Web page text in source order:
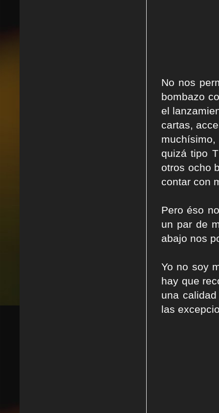
No nos
bombazo
el
cartas,
quizá tipo
otros ocho
contar con
Pero éso
un par de
abajo nos
Yo no soy
hay que
una
las